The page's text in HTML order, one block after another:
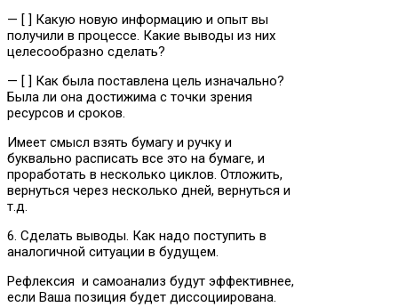
— [ ] Какую новую информацию и опыт вы
получили в процессе. Какие выводы из них
целесообразно сделать?
— [ ] Как была поставлена цель изначально?
Была ли она достижима с точки зрения
ресурсов и сроков.
Имеет смысл взять бумагу и ручку и
буквально расписать все это на бумаге, и
проработать в несколько циклов. Отложить,
вернуться через несколько дней, вернуться и
т.д.
6. Сделать выводы. Как надо поступить в
аналогичной ситуации в будущем.
Рефлексия и самоанализ будут эффективнее,
если Ваша позиция будет диссоциирована.